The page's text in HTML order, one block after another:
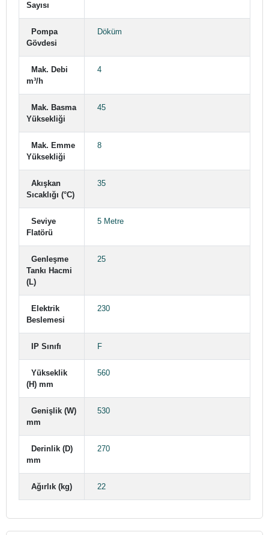
Sayısı
Pompa
Gövdesi
Döküm
Mak. Debi
m³/h
4
Mak. Basma
Yüksekliği
45
Mak. Emme
Yüksekliği
8
Akışkan
Sıcaklığı (°C)
35
Seviye
Flatörü
5 Metre
Genleşme
Tankı Hacmi
(L)
25
Elektrik
Beslemesi
230
IP Sınıfı F
Yükseklik
(H) mm
560
Genişlik (W)
mm
530
Derinlik (D)
mm
270
Ağırlık (kg) 22